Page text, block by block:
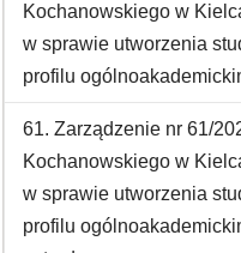
Kochanowskiego w
w sprawie utworzenia
profilu
61. Zarządzenie nr 61/
Kochanowskiego w
w sprawie utworzenia
profilu